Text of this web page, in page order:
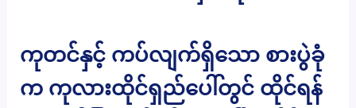
ကုတင်နှင့် ကပ်လျက်ရှိသော စားပွဲခုံ
က ကုလားထိုင်ရှည်ပေါ်တွင် ထိုင်ရန်